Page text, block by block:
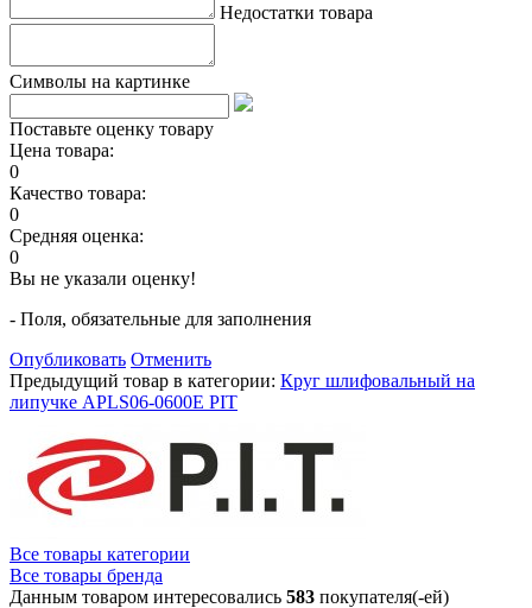
Недостатки товара
Символы на картинке
Поставьте оценку товару
Цена товара:
0
Качество товара:
0
Средняя оценка:
0
Вы не указали оценку!
- Поля, обязательные для заполнения
Опубликовать Отменить
Предыдущий товар в категории: Круг шлифовальный на
липучке APLS06-0600E PIT
Все товары категории
Все товары бренда
Данным товаром интересовались 583 покупателя(-ей)